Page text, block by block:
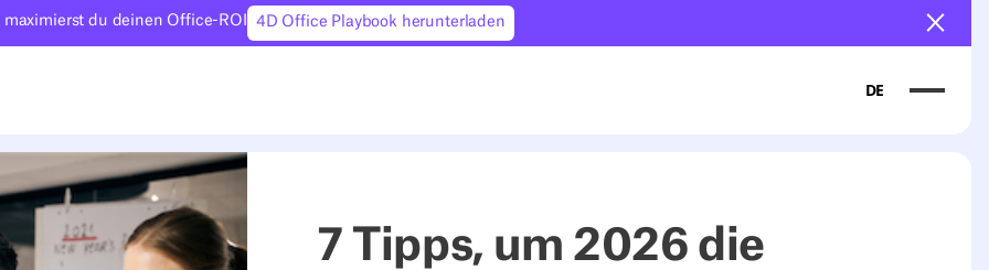
maximierst du deinen Office-ROI 4D Office Playbook herunterladen
DE
7 Tipps, um 2026 die